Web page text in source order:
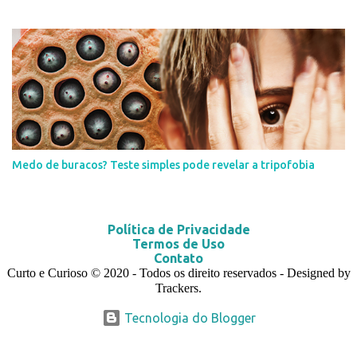
Medo de buracos? Teste simples pode revelar a tripofobia
Política de Privacidade
Termos de Uso
Contato
Curto e Curioso © 2020 - Todos os direito reservados - Designed by
Trackers.
Tecnologia do Blogger